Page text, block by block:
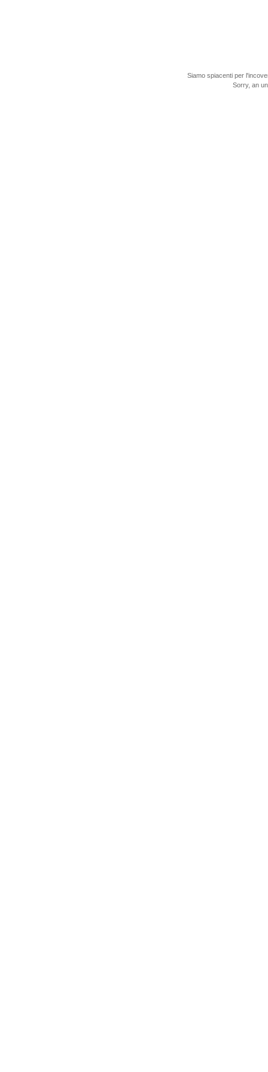
Siamo spiacenti per
Sorry, an